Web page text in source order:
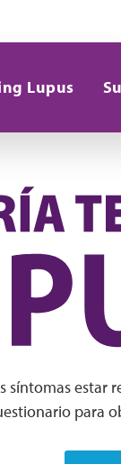
Lupus
síntomas estar
para